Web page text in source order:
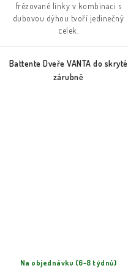
frézované linky v kombinaci s
dubovou dýhou tvoří jedinečný
celek.
Battente Dveře VANTA do skryté
zárubně
Na objednávku (6-8 týdnů)